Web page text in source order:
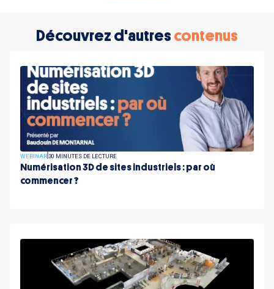
Découvrez d'autres contenus
WEBINAR30 MINUTES DE LECTURE
Numérisation 3D de sites industriels : par où
commencer ?